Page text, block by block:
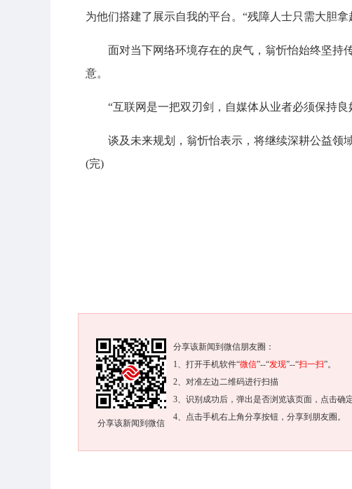
为他们搭建了展示自我的平台。“残障人士只需大胆
面对当下网络环境存在的戾气，翁忻怡始终坚持
意。
“互联网是一把双刃剑，自媒体从业者必须保持
谈及未来规划，翁忻怡表示，将继续深耕公益领
(完)
分享该新闻到微信
分享该新闻到微信朋友圈：
1、打开手机软件“微信”--“发现”--“扫一扫”。
2、对准左边二维码进行扫描
3、识别成功后，弹出是否浏览该页面，点击确定
4、点击手机右上角分享按钮，分享到朋友圈。